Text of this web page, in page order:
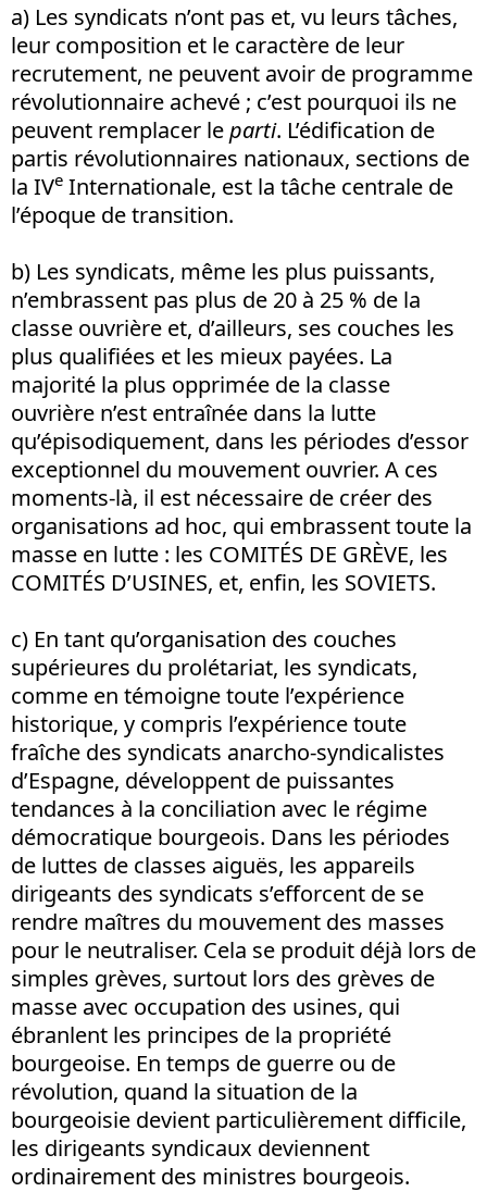
a) Les syndicats n’ont pas et, vu leurs tâches,
leur composition et le caractère de leur
recrutement, ne peuvent avoir de programme
révolutionnaire achevé ; c’est pourquoi ils ne
peuvent remplacer leparti. L’édification de
partis révolutionnaires nationaux, sections de
la IVe Internationale, est la tâche centrale de
l’époque de transition.
b) Les syndicats, même les plus puissants,
n’embrassent pas plus de 20 à 25 % de la
classe ouvrière et, d’ailleurs, ses couches les
plus qualifiées et les mieux payées. La
majorité la plus opprimée de la classe
ouvrière n’est entraînée dans la lutte
qu’épisodiquement, dans les périodes d’essor
exceptionnel du mouvement ouvrier. A ces
moments-là, il est nécessaire de créer des
organisations ad hoc, qui embrassent toute la
masse en lutte : les COMITÉS DE GRÈVE, les
COMITÉS D’USINES, et, enfin, les SOVIETS.
c) En tant qu’organisation des couches
supérieures du prolétariat, les syndicats,
comme en témoigne toute l’expérience
historique, y compris l’expérience toute
fraîche des syndicats anarcho-syndicalistes
d’Espagne, développent de puissantes
tendances à la conciliation avec le régime
démocratique bourgeois. Dans les périodes
de luttes de classes aiguës, les appareils
dirigeants des syndicats s’efforcent de se
rendre maîtres du mouvement des masses
pour le neutraliser. Cela se produit déjà lors de
simples grèves, surtout lors des grèves de
masse avec occupation des usines, qui
ébranlent les principes de la propriété
bourgeoise. En temps de guerre ou de
révolution, quand la situation de la
bourgeoisie devient particulièrement difficile,
les dirigeants syndicaux deviennent
ordinairement des ministres bourgeois.